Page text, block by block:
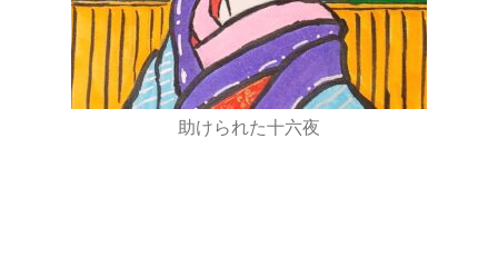
助けられた十六夜